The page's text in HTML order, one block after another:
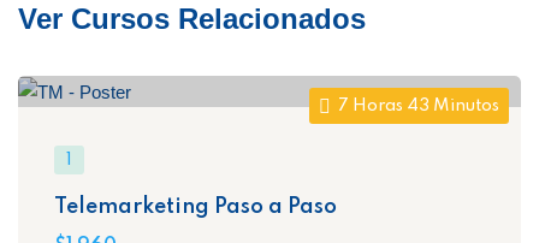
Ver Cursos Relacionados
7 Horas 43 Minutos
Telemarketing Paso a Paso